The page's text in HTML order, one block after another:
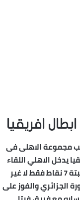
افريقيا
مجموعة الاهلى فى
يدخل الاهلي اللقاء
الاخير في دوري أبطال أفريقيا وهو في جعبتة 7 نقاط فقط لا غير
الجزائري والفوز على